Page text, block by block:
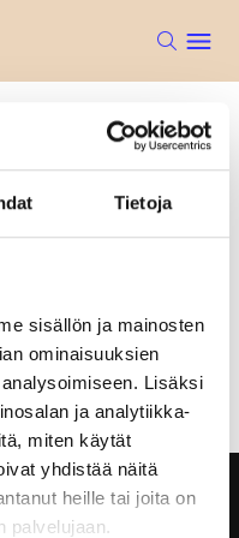
Tietoja
sisällön ja mainosten
ominaisuuksien
Lisäksi
ja analytiikka-
miten käytät
yhdistää näitä
heille tai joita on
palvelujaan.